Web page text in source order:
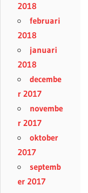
2018
februari
2018
januari
2018
decembe
r 2017
novembe
r 2017
oktober
2017
septemb
er 2017